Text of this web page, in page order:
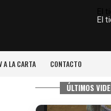
El
A LA CARTA CONTACTO
ÚLTIMOS